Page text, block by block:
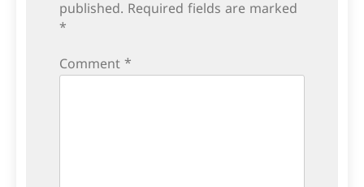
published. Required fields are marked
*
Comment *